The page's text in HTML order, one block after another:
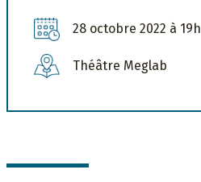
28 octobre 2022 à 19h
Théâtre Meglab